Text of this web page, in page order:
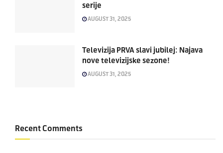
serije
AUGUST 31, 2025
Televizija PRVA slavi jubilej: Najava
nove televizijske sezone!
AUGUST 31, 2025
Recent Comments